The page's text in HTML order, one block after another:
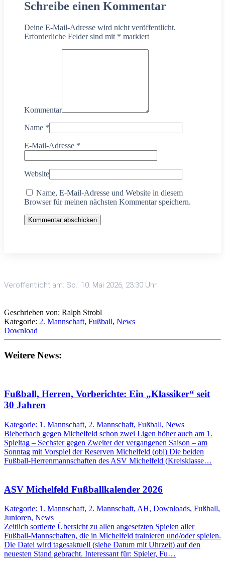
Schreibe einen Kommentar
Deine E-Mail-Adresse wird nicht veröffentlicht.
Erforderliche Felder sind mit * markiert
Kommentar
Name *
E-Mail-Adresse *
Website
Name, E-Mail-Adresse und Website in diesem
Browser für meinen nächsten Kommentar speichern.
Kommentar abschicken
Veröffentlicht am: So.. 10. Mai 2026, 23:30 Uhr
Geschrieben von: Ralph Strobl
Kategorie: 2. Mannschaft, Fußball, News
Download
Weitere News:
Fußball, Herren, Vorberichte: Ein „Klassiker“ seit
30 Jahren
Kategorie: 1. Mannschaft, 2. Mannschaft, Fußball, News
Bieberbach gegen Michelfeld schon zwei Ligen höher auch am 1.
Spieltag – Sechster gegen Zweiter der vergangenen Saison – am
Sonntag mit Vorspiel der Reserven Michelfeld (obl) Die beiden
Fußball-Herrenmannschaften des ASV Michelfeld (Kreisklasse…
ASV Michelfeld Fußballkalender 2026
Kategorie: 1. Mannschaft, 2. Mannschaft, AH, Downloads, Fußball,
Junioren, News
Zeitlich sortierte Übersicht zu allen angesetzten Spielen aller
Fußball-Mannschaften, die in Michelfeld trainieren und/oder spielen.
Die Datei wird tagesaktuell (siehe Datum mit Uhrzeit) auf den
neuesten Stand gebracht. Interessant für: Spieler, Fu…